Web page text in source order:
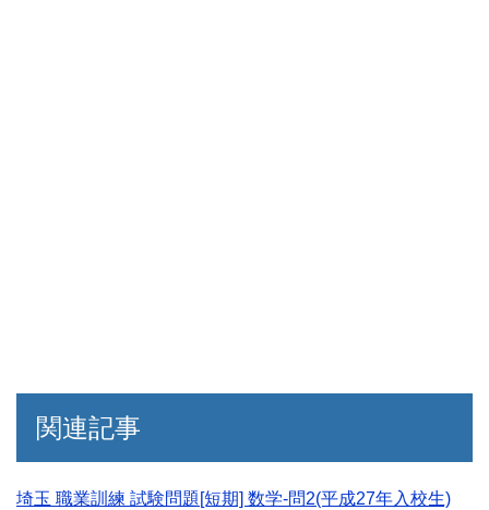
関連記事
埼玉 職業訓練 試験問題[短期] 数学-問2(平成27年入校生)